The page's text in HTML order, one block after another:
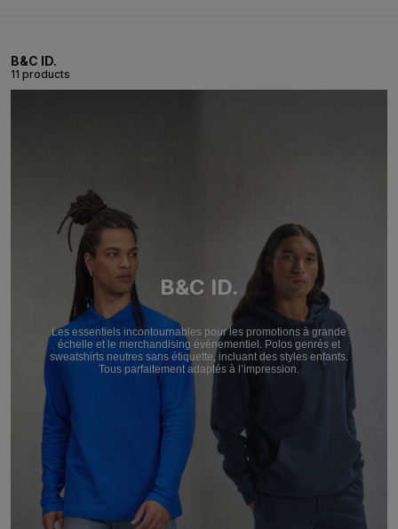
B&C ID.
11 products
B&C ID.
Les essentiels incontournables pour les promotions à grande
échelle et le merchandising événementiel. Polos genrés et
sweatshirts neutres sans étiquette, incluant des styles enfants.
Tous parfaitement adaptés à l’impression.